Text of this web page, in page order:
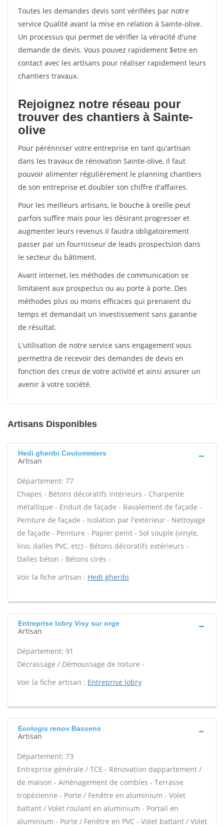
Toutes les demandes devis sont vérifiées par notre
service Qualité avant la mise en relation à Sainte-olive.
Un processus qui permet de vérifier la véracité d'une
demande de devis. Vous pouvez rapidement $etre en
contact avec les artisans pour réaliser rapidement leurs
chantiers travaux.
Rejoignez notre réseau pour
trouver des chantiers à Sainte-
olive
Pour pérénniser votre entreprise en tant qu'artisan
dans les travaux de rénovation Sainte-olive, il faut
pouvoir alimenter régulièrement le planning chantiers
de son entreprise et doubler son chiffre d'affaires.
Pour les meilleurs artisans, le bouche à oreille peut
parfois suffire mais pour les désirant progresser et
augmenter leurs revenus il faudra obligatoirement
passer par un fournisseur de leads prospectsion dans
le secteur du bâtiment.
Avant internet, les méthodes de communication se
limitaient aux prospectus ou au porte à porte. Des
méthodes plus ou moins efficaces qui prenaient du
temps et demandait un investissement sans garantie
de résultat.
L'utilisation de notre service sans engagement vous
permettra de recevoir des demandes de devis en
fonction des creux de votre activité et ainsi assurer un
avenir à votre société.
Artisans Disponibles
Hedi gheribi Coulommiers
Artisan
Département: 77
Chapes - Bétons décoratifs intérieurs - Charpente
métallique - Enduit de façade - Ravalement de façade -
Peinture de façade - Isolation par l'extérieur - Nettoyage
de façade - Peinture - Papier peint - Sol souple (vinyle,
lino, dalles PVC, etc) - Bétons décoratifs extérieurs -
Dalles béton - Bétons cirés -
Voir la fiche artisan : Hedi gheribi
Entreprise lobry Visy sur orge
Artisan
Département: 91
Décrassage / Démoussage de toiture -
Voir la fiche artisan : Entreprise lobry
Ecologis renov Bassens
Artisan
Département: 73
Entreprise générale / TCE - Rénovation dappartement /
de maison - Aménagement de combles - Terrasse
tropézienne - Porte / Fenêtre en aluminium - Volet
battant / Volet roulant en aluminium - Portail en
aluminium - Porte / Fenêtre en PVC - Volet battant / Volet